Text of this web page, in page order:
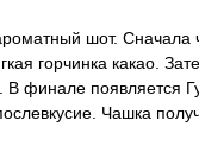
шот. Сначала
горчинка какао.
В финале появляется
Чашка